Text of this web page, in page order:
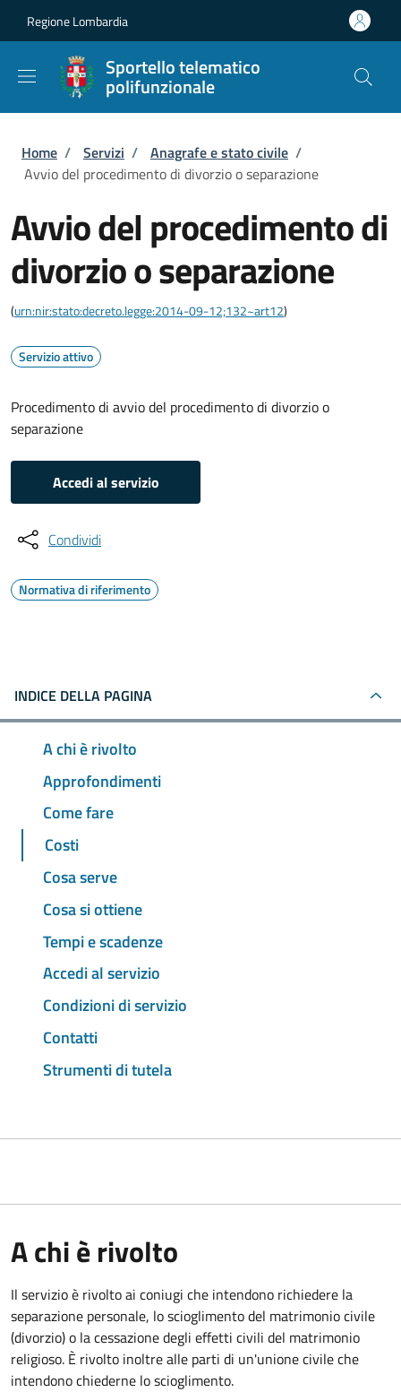
Regione Lombardia
Sportello telematico
polifunzionale
Briciole di pane
Home / Servizi / Anagrafe e stato civile /
Avvio del procedimento di divorzio o separazione
Avvio del procedimento di
divorzio o separazione
(urn:nir:stato:decreto.legge:2014-09-12;132~art12)
Servizio attivo
Procedimento di avvio del procedimento di divorzio o
separazione
Accedi al servizio
Condividi
Normativa di riferimento
INDICE DELLA PAGINA
A chi è rivolto
Approfondimenti
Come fare
Costi
Cosa serve
Cosa si ottiene
Tempi e scadenze
Accedi al servizio
Condizioni di servizio
Contatti
Strumenti di tutela
A chi è rivolto
Il servizio è rivolto ai coniugi che intendono richiedere la
separazione personale, lo scioglimento del matrimonio civile
(divorzio) o la cessazione degli effetti civili del matrimonio
religioso. È rivolto inoltre alle parti di un'unione civile che
intendono chiederne lo scioglimento.